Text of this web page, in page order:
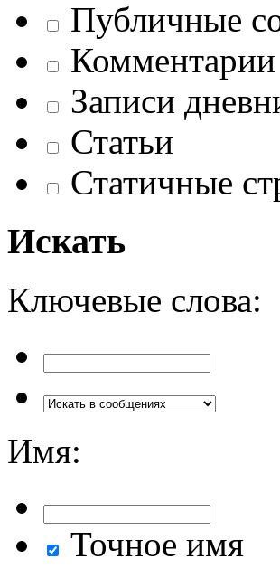
Публичные
Записи
Статьи
Статичные
Искать
Ключевые слова:
Имя:
Точное имя